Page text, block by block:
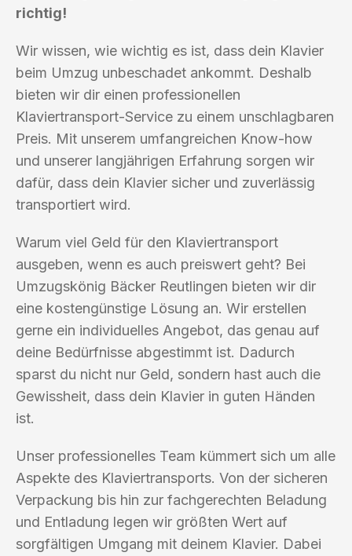
richtig!
Wir wissen, wie wichtig es ist, dass dein Klavier
beim Umzug unbeschadet ankommt. Deshalb
bieten wir dir einen professionellen
Klaviertransport-Service zu einem unschlagbaren
Preis. Mit unserem umfangreichen Know-how
und unserer langjährigen Erfahrung sorgen wir
dafür, dass dein Klavier sicher und zuverlässig
transportiert wird.
Warum viel Geld für den Klaviertransport
ausgeben, wenn es auch preiswert geht? Bei
Umzugskönig Bäcker Reutlingen bieten wir dir
eine kostengünstige Lösung an. Wir erstellen
gerne ein individuelles Angebot, das genau auf
deine Bedürfnisse abgestimmt ist. Dadurch
sparst du nicht nur Geld, sondern hast auch die
Gewissheit, dass dein Klavier in guten Händen
ist.
Unser professionelles Team kümmert sich um alle
Aspekte des Klaviertransports. Von der sicheren
Verpackung bis hin zur fachgerechten Beladung
und Entladung legen wir größten Wert auf
sorgfältigen Umgang mit deinem Klavier. Dabei